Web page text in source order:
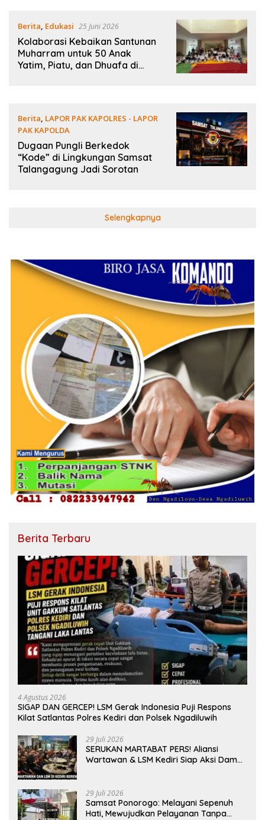
Berita, Edukasi 25 Juni 2026
Kolaborasi Kebaikan Santunan
Muharram untuk 50 Anak
Yatim, Piatu, dan Dhuafa di
Berita, LAPOR PAK KAPOLRES - LAPOR
PAK KAPOLDA
20 Juni 2026
Dugaan Pungli Berkedok
“Kode” di Lingkungan Samsat
Talangagung Jadi Sorotan
Selengkapnya
Berita Terbaru
4 Agustus 2026
SIGAP DAN GERCEP! LSM Gerak Indonesia Puji Respons
Kilat Satlantas Polres Kediri dan Polsek Ngadiluwih
29 Juli 2026
SERUKAN MARTABAT PERS! Aliansi
Wartawan & LSM Kediri Siap Aksi Damai:
29 Juli 2026
Samsat Ponorogo: Melayani Sepenuh
Hati, Mewujudkan Pelayanan Tanpa